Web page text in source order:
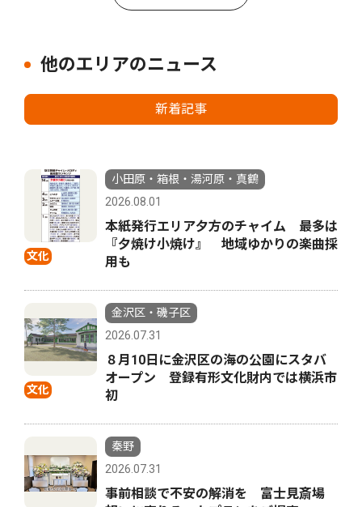
他のエリアのニュース
新着記事
文化
小田原・箱根・湯河原・真鶴
2026.08.01
本紙発行エリア夕方のチャイム 最多は
『夕焼け小焼け』 地域ゆかりの楽曲採
用も
文化
金沢区・磯子区
2026.07.31
８月10日に金沢区の海の公園にスタバ
オープン 登録有形文化財内では横浜市
初
秦野
2026.07.31
事前相談で不安の解消を 富士見斎場